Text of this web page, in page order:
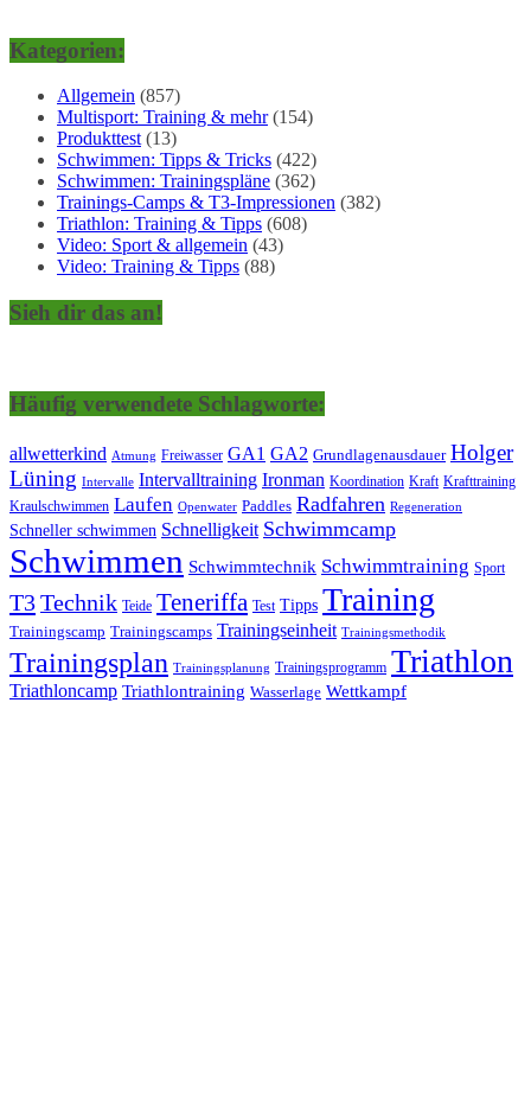
Kategorien:
Allgemein (857)
Multisport: Training & mehr(154)
Produkttest (13)
Schwimmen: Tipps & Tricks (422)
Schwimmen: Trainingspläne (362)
Trainings-Camps & T3-Impressionen (382)
Triathlon: Training & Tipps (608)
Video: Sport & allgemein (43)
Video: Training & Tipps (88)
Sieh dir das an!
Häufig verwendete Schlagworte:
allwetterkind Atmung Freiwasser GA1 GA2 Grundlagenausdauer Holger
Lüning Intervalle Intervalltraining Ironman Koordination Kraft Krafttraining
Kraulschwimmen Laufen Openwater Paddles Radfahren Regeneration
Schneller schwimmen Schnelligkeit Schwimmcamp
Schwimmen Schwimmtechnik Schwimmtraining Sport
T3Technik Teide Teneriffa Test Tipps Training
Trainingscamp Trainingscamps Trainingseinheit Trainingsmethodik
Trainingsplan Trainingsplanung Trainingsprogramm Triathlon
Triathloncamp Triathlontraining Wasserlage Wettkampf